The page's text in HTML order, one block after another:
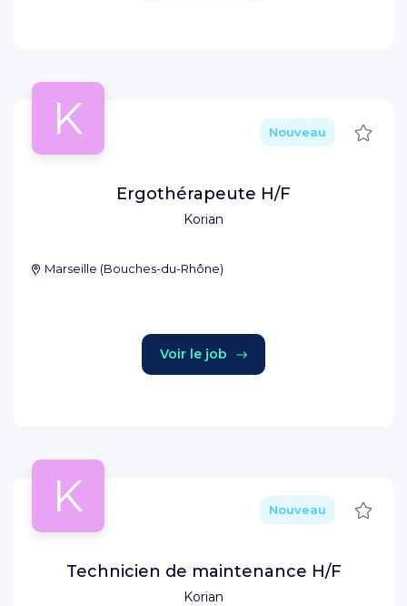
K
Korian
Nouveau
Ergothérapeute H/F
Marseille (Bouches-du-Rhône)
Voir le job
K
Korian
Nouveau
Technicien de maintenance H/F